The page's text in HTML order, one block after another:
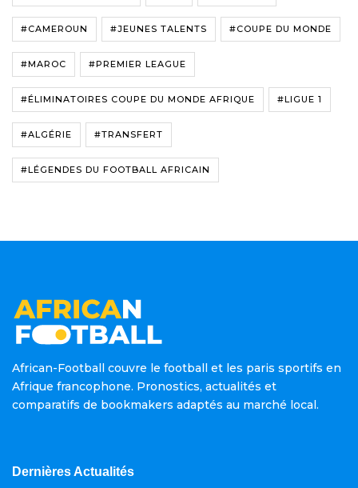
#CAMEROUN #JEUNES TALENTS #COUPE DU MONDE
#MAROC #PREMIER LEAGUE
#ÉLIMINATOIRES COUPE DU MONDE AFRIQUE #LIGUE 1
#ALGÉRIE #TRANSFERT
#LÉGENDES DU FOOTBALL AFRICAIN
African-Football couvre le football et les paris sportifs en
Afrique francophone. Pronostics, actualités et
comparatifs de bookmakers adaptés au marché local.
Dernières Actualités